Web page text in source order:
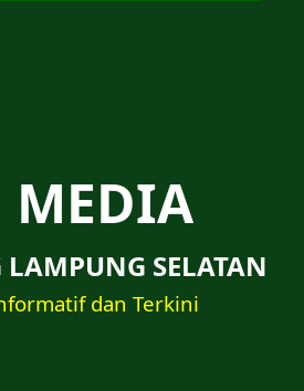
MEDIA
LAMPUNG SELATAN
dan Terkini